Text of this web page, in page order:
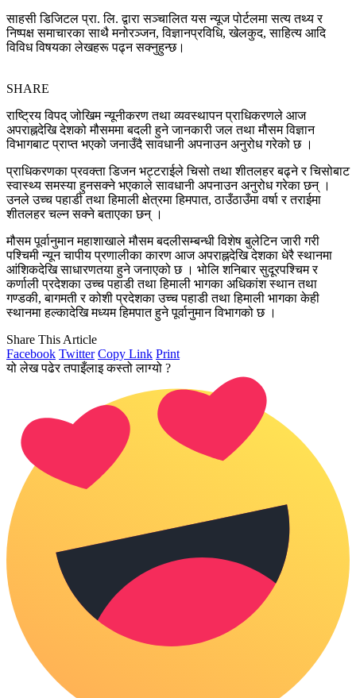
साहसी डिजिटल प्रा. लि. द्वारा सञ्चालित यस न्यूज पोर्टलमा सत्य तथ्य र
निष्पक्ष समाचारका साथै मनोरञ्जन, विज्ञानप्रविधि, खेलकुद, साहित्य आदि
विविध विषयका लेखहरू पढ्न सक्नुहुन्छ।
SHARE
राष्ट्रिय विपद् जोखिम न्यूनीकरण तथा व्यवस्थापन प्राधिकरणले आज
अपराह्नदेखि देशको मौसममा बदली हुने जानकारी जल तथा मौसम विज्ञान
विभागबाट प्राप्त भएको जनाउँदै सावधानी अपनाउन अनुरोध गरेको छ ।
प्राधिकरणका प्रवक्ता डिजन भट्टराईले चिसो तथा शीतलहर बढ्ने र चिसोबाट
स्वास्थ्य समस्या हुनसक्ने भएकाले सावधानी अपनाउन अनुरोध गरेका छन् ।
उनले उच्च पहाडी तथा हिमाली क्षेत्रमा हिमपात, ठाउँठाउँमा वर्षा र तराईमा
शीतलहर चल्न सक्ने बताएका छन् ।
मौसम पूर्वानुमान महाशाखाले मौसम बदलीसम्बन्धी विशेष बुलेटिन जारी गरी
पश्चिमी न्यून चापीय प्रणालीका कारण आज अपराह्नदेखि देशका धेरै स्थानमा
आंशिकदेखि साधारणतया हुने जनाएको छ । भोलि शनिबार सुदूरपश्चिम र
कर्णाली प्रदेशका उच्च पहाडी तथा हिमाली भागका अधिकांश स्थान तथा
गण्डकी, बागमती र कोशी प्रदेशका उच्च पहाडी तथा हिमाली भागका केही
स्थानमा हल्कादेखि मध्यम हिमपात हुने पूर्वानुमान विभागको छ ।
Share This Article
Facebook Twitter Copy Link Print
यो लेख पढेर तपाइँलाइ कस्तो लाग्यो ?